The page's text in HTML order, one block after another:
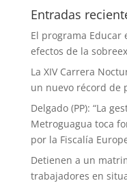
Entradas
El programa Educar
efectos de la
La XIV Carrera
un nuevo récord de
Delgado (PP): “La
Metroguagua toca
por la Fiscalía
Detienen a un
trabajadores en